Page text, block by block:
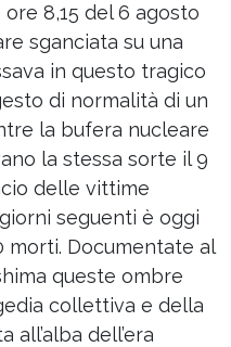
8,15 del 6 agosto
sganciata su una
in questo tragico
di normalità di un
la bufera nucleare
la stessa sorte il 9
delle vittime
seguenti è oggi
morti. Documentate al
queste ombre
collettiva e della
dell’era